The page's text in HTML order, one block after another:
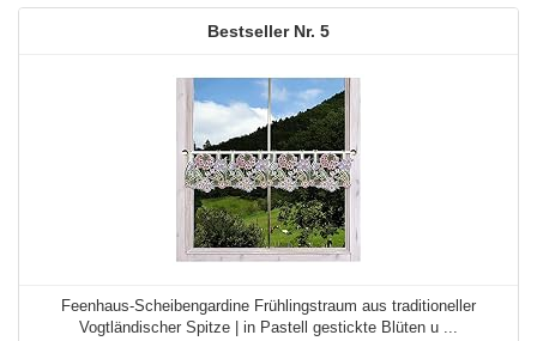
5
Feenhaus-Scheibengardine Frühlingstraum aus traditioneller
Vogtländischer Spitze | in Pastell gestickte Blüten u ...